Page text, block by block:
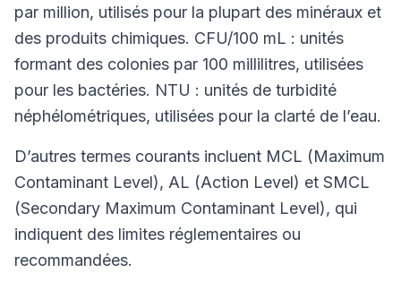
par million, utilisés pour la plupart des minéraux et
des produits chimiques. CFU/100 mL : unités
formant des colonies par 100 millilitres, utilisées
pour les bactéries. NTU : unités de turbidité
néphélométriques, utilisées pour la clarté de l’eau.
D’autres termes courants incluent MCL (Maximum
Contaminant Level), AL (Action Level) et SMCL
(Secondary Maximum Contaminant Level), qui
indiquent des limites réglementaires ou
recommandées.